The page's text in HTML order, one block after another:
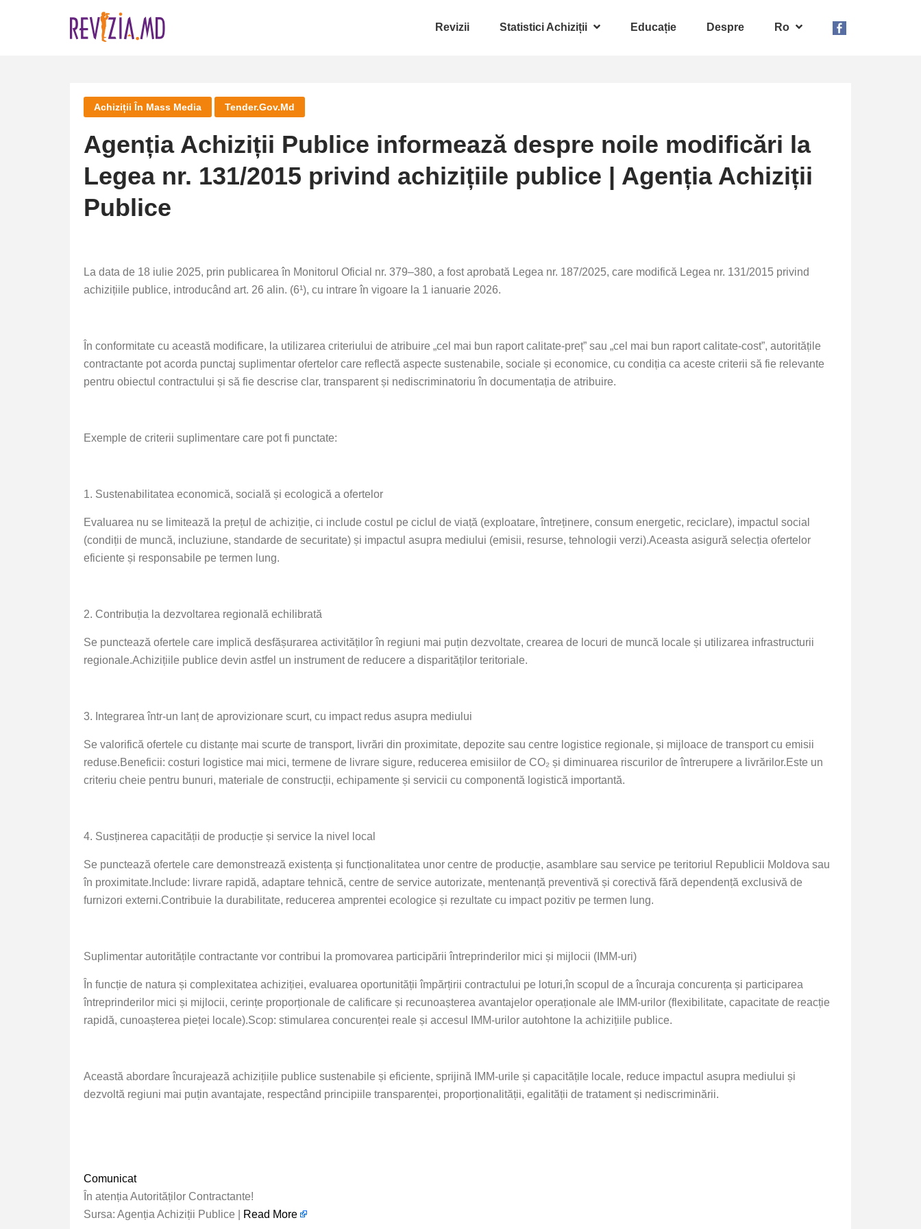
Revizii Statistici Achiziții Educație Despre Ro
Achiziții În Mass Media Tender.gov.md
Agenția Achiziții Publice informează despre noile modificări la
Legea nr. 131/2015 privind achizițiile publice | Agenția Achiziții
Publice
La data de 18 iulie 2025, prin publicarea în Monitorul Oficial nr. 379–380, a fost aprobată Legea nr. 187/2025, care modifică Legea nr. 131/2015 privind
achizițiile publice, introducând art. 26 alin. (6¹), cu intrare în vigoare la 1 ianuarie 2026.
În conformitate cu această modificare, la utilizarea criteriului de atribuire „cel mai bun raport calitate-preț” sau „cel mai bun raport calitate-cost”, autoritățile
contractante pot acorda punctaj suplimentar ofertelor care reflectă aspecte sustenabile, sociale și economice, cu condiția ca aceste criterii să fie relevante
pentru obiectul contractului și să fie descrise clar, transparent și nediscriminatoriu în documentația de atribuire.
Exemple de criterii suplimentare care pot fi punctate:
1. Sustenabilitatea economică, socială și ecologică a ofertelor
Evaluarea nu se limitează la prețul de achiziție, ci include costul pe ciclul de viață (exploatare, întreținere, consum energetic, reciclare), impactul social
(condiții de muncă, incluziune, standarde de securitate) și impactul asupra mediului (emisii, resurse, tehnologii verzi).Aceasta asigură selecția ofertelor
eficiente și responsabile pe termen lung.
2. Contribuția la dezvoltarea regională echilibrată
Se punctează ofertele care implică desfășurarea activităților în regiuni mai puțin dezvoltate, crearea de locuri de muncă locale și utilizarea infrastructurii
regionale.Achizițiile publice devin astfel un instrument de reducere a disparităților teritoriale.
3. Integrarea într-un lanț de aprovizionare scurt, cu impact redus asupra mediului
Se valorifică ofertele cu distanțe mai scurte de transport, livrări din proximitate, depozite sau centre logistice regionale, și mijloace de transport cu emisii
reduse.Beneficii: costuri logistice mai mici, termene de livrare sigure, reducerea emisiilor de CO₂ și diminuarea riscurilor de întrerupere a livrărilor.Este un
criteriu cheie pentru bunuri, materiale de construcții, echipamente și servicii cu componentă logistică importantă.
4. Susținerea capacității de producție și service la nivel local
Se punctează ofertele care demonstrează existența și funcționalitatea unor centre de producție, asamblare sau service pe teritoriul Republicii Moldova sau
în proximitate. Include: livrare rapidă, adaptare tehnică, centre de service autorizate, mentenanță preventivă și corectivă fără dependență exclusivă de
furnizori externi.Contribuie la durabilitate, reducerea amprentei ecologice și rezultate cu impact pozitiv pe termen lung.
Suplimentar autoritățile contractante vor contribui la promovarea participării întreprinderilor mici și mijlocii (IMM-uri)
În funcție de natura și complexitatea achiziției, evaluarea oportunității împărțirii contractului pe loturi,în scopul de a încuraja concurența și participarea
întreprinderilor mici și mijlocii, cerințe proporționale de calificare și recunoașterea avantajelor operaționale ale IMM-urilor (flexibilitate, capacitate de reacție
rapidă, cunoașterea pieței locale).Scop: stimularea concurenței reale și accesul IMM-urilor autohtone la achizițiile publice.
Această abordare încurajează achizițiile publice sustenabile și eficiente, sprijină IMM-urile și capacitățile locale, reduce impactul asupra mediului și
dezvoltă regiuni mai puțin avantajate, respectând principiile transparenței, proporționalității, egalității de tratament și nediscriminării.
Comunicat
În atenția Autorităților Contractante!
Sursa: Agenția Achiziții Publice |
Read More